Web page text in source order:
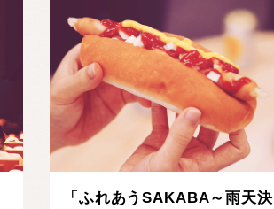
「ふれあうSAKABA～雨天決